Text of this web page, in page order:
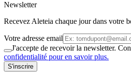
Newsletter
Recevez Aleteia chaque jour dans votre
Votre adresse email
J'accepte de recevoir la newsletter.
confidentialité pour en savoir plus.
S'inscrire